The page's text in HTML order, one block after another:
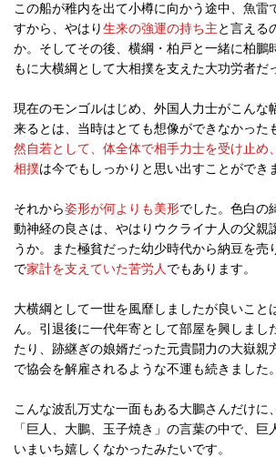
この船が稚内を出て小樽に向かう途中、魚雷
すから、やはり 生来の強運の持ち主 と言える
か。そしてその後、横綱・柏戸と一緒に柏鵬
もに大横綱として大相撲を支えた大功労者だ
現在のモンゴルはじめ、外国人力士がこんな
来るとは、当時はとても想像ができなかった
然自若として、体全体で相手力士を受け止め
相撲は今でもしっかりと思い出すことができ
それから姿形が何よりも美形でした。色白の
動神経の良さは、やはりウクライナ人の父親
うか。また極貧だった幼少時代から納豆を売
で家計を支えていた苦労人 でもあります。
大横綱として一世を風靡しましたが良いこと
ん。引退後に一代年寄として部屋を興しまし
たり、跡継ぎの娘婿だった元貴闘力の大嶽親
で協会を解雇されるような不運も続きました。
こんな波乱万丈な一面もある大鵬さんだけに
「巨人、大鵬、玉子焼き」の言葉の中で、巨
いまいち嬉しくなかったみたいです。